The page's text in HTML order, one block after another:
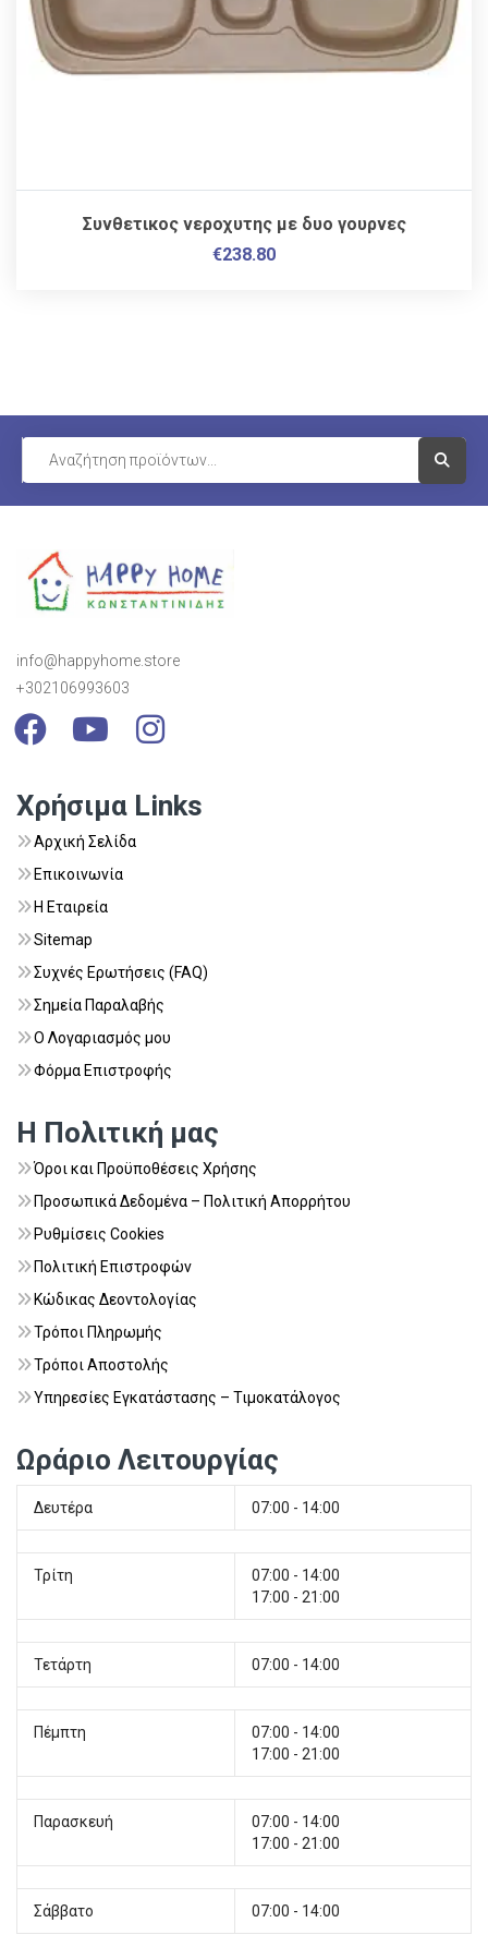
Συνθετικος νεροχυτης με δυο γουρνες
€238.80
Visit
info@happyhome.store
+302106993603
Visit Link
Visit LinkVisit Link
Χρήσιμα Links
Αρχική Σελίδα
Επικοινωνία
Η Εταιρεία
Sitemap
Συχνές Ερωτήσεις (FAQ)
Σημεία Παραλαβής
Ο Λογαριασμός μου
Φόρμα Επιστροφής
Η Πολιτική μας
Όροι και Προϋποθέσεις Χρήσης
Προσωπικά Δεδομένα – Πολιτική Απορρήτου
Ρυθμίσεις Cookies
Πολιτική Επιστροφών
Κώδικας Δεοντολογίας
Τρόποι Πληρωμής
Τρόποι Αποστολής
Υπηρεσίες Εγκατάστασης – Τιμοκατάλογος
Ωράριο Λειτουργίας
Δευτέρα 07:00 - 14:00
Τρίτη
07:00 - 14:00
17:00 - 21:00
Τετάρτη 07:00 - 14:00
Πέμπτη
07:00 - 14:00
17:00 - 21:00
Παρασκευή
07:00 - 14:00
17:00 - 21:00
Σάββατο 07:00 - 14:00